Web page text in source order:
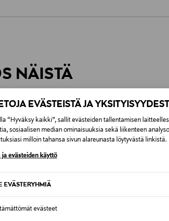
EVÄSTEISTÄ JA
“Hyväksy kaikki”, sallit evästeiden tallentamisen
sosiaalisen median ominaisuuksia sekä liikenteen
milloin tahansa sivun alareunasta löytyvästä linkistä.
ja evästeiden käyttö
EVÄSTERYHMIÄ
evästeet
Alk. 6,90 €, kun
NÄISTÄ